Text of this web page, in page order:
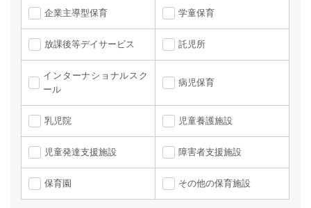
企業主導型保育 学童保育
放課後等デイサービス 託児所
インターナショナルスク
ール
病児保育
乳児院 児童養護施設
児童発達支援施設 障害者支援施設
保育園 その他の保育施設